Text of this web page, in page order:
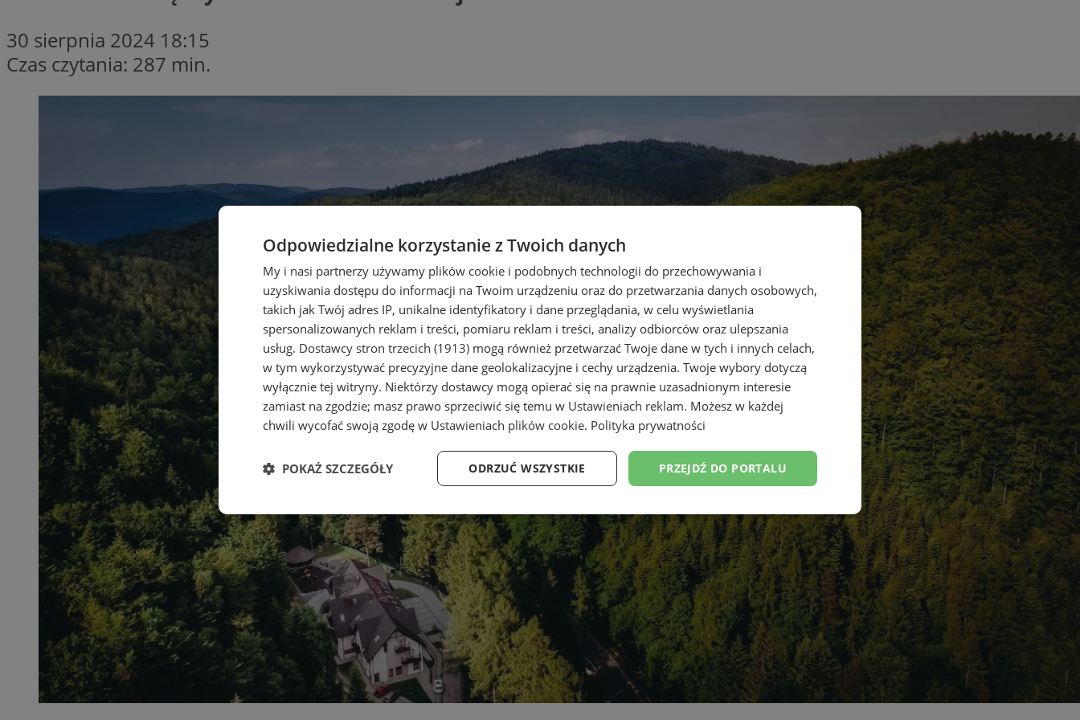
30 sierpnia 2024 18:15
Czas czytania: 287 min.
Odpowiedzialne korzystanie z Twoich danych
My i nasi partnerzy używamy plików cookie i podobnych technologii do przechowywania i
uzyskiwania dostępu do informacji na Twoim urządzeniu oraz do przetwarzania danych osobowych,
takich jak Twój adres IP, unikalne identyfikatory i dane przeglądania, w celu wyświetlania
spersonalizowanych reklam i treści, pomiaru reklam i treści, analizy odbiorców oraz ulepszania
usług. Dostawcy stron trzecich (1913) mogą również przetwarzać Twoje dane w tych i innych celach,
w tym wykorzystywać precyzyjne dane geolokalizacyjne i cechy urządzenia. Twoje wybory dotyczą
wyłącznie tej witryny. Niektórzy dostawcy mogą opierać się na prawnie uzasadnionym interesie
zamiast na zgodzie; masz prawo sprzeciwić się temu w Ustawieniach reklam. Możesz w każdej
chwili wycofać swoją zgodę w Ustawieniach plików cookie. Polityka prywatności
PRZEJDŹ DO PORTALU
ODRZUĆ WSZYSTKIE
POKAŻ SZCZEGÓŁY
Niezbędne Wydajność Targetowanie Funkcjonalność Niesklasyfikowane
Niezbędne Wydajność Targetowanie Funkcjonalność Niesklasyfikowane
Niezbędne pliki cookie umożliwiają korzystanie z podstawowych funkcji strony internetowej, takich jak logowanie użytkownika i
zarządzanie kontem. Bez niezbędnych plików cookie nie można prawidłowo korzystać ze strony internetowej.
Nazwa
Provider /
Okres
Opis